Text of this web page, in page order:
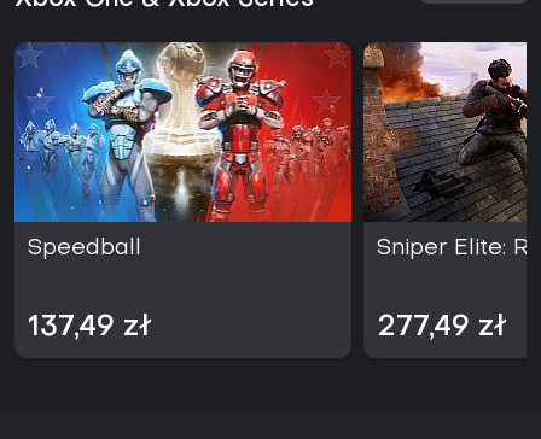
Speedball
137,49 zł
Sniper Elite:
277,49 zł